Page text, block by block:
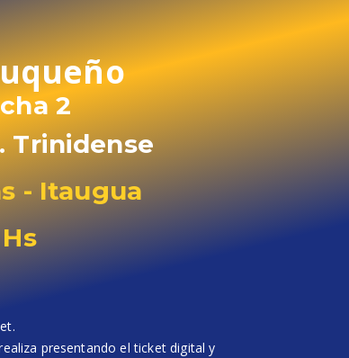
2
Trinidense
- Itaugua
presentando el ticket digital y